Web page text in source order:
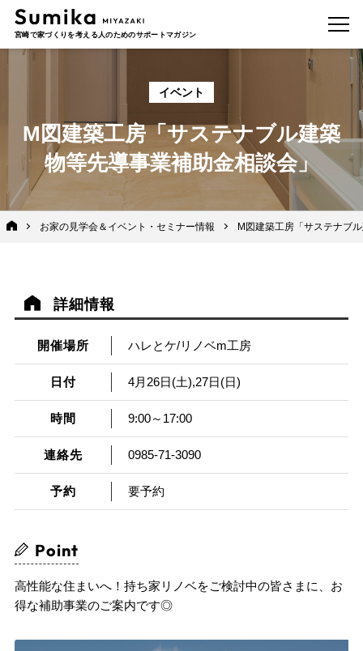
宮崎で家づくりを考える人のためのサポートマガジン
イベント
M図建築工房「サステナブル建築
物等先導事業補助金相談会」
お家の見学会＆イベント・セミナー情報 M図建築工房「サステナブ
詳細情報
開催場所 ハレとケ/リノベm工房
日付 4月26日(土),27日(日)
時間 9:00～17:00
連絡先 0985-71-3090
予約 要予約
Point
高性能な住まいへ！持ち家リノベをご検討中の皆さまに、お
得な補助事業のご案内です◎